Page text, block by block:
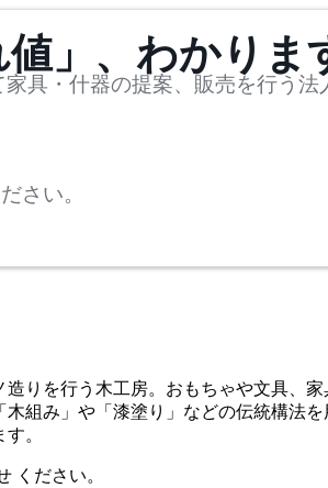
」、わかりま
具・什器の提案、販売を行う法
さい。
りを行う木工房。おもちゃや文具、
組み」や「漆塗り」などの伝統構
。
ください。